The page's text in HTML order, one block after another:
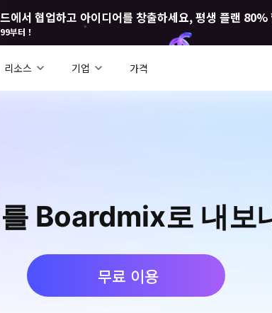
서 협업하고 아이디어를 창출하세요, 평생 플랜 80%
부터！
리소스 기업 가격
Boardmix로 내보
무료 이용